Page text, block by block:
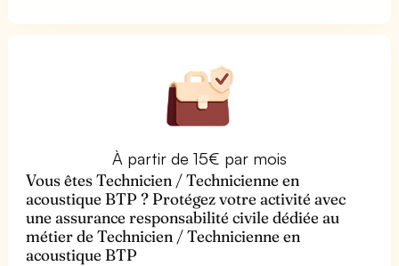
À partir de 15€ par mois
Vous êtes Technicien / Technicienne en
acoustique BTP ? Protégez votre activité avec
une assurance responsabilité civile dédiée au
métier de Technicien / Technicienne en
acoustique BTP